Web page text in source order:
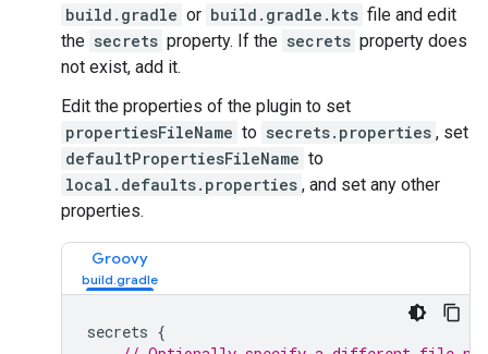
build.gradle or build.gradle.kts file and edit
the secrets property. If the secrets property does
not exist, add it.
Edit the properties of the plugin to set
propertiesFileName to secrets.properties , set
defaultPropertiesFileName to
local.defaults.properties , and set any other
properties.
Groovy
secrets {